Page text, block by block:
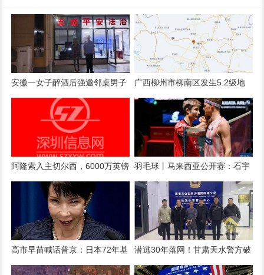
安徽一女子醉酒后强邀邻桌男子
拼酒，遭拒后心生不满言语辱骂
广西柳州市柳南区发生5.2级地
震 南宁、河池等地有震感
阿隆索入主切尔西，6000万英镑
后卫库库雷利亚被曝“1000%”离
队：新帅首考即至？
羽毛球丨马来西亚公开赛：石宇
奇晋级决赛
高市早苗喊话普京：日本72年基
业，绝不能毁中方手上，想去克
潜逃30年落网！甘肃天水警方破
获一起命案积案